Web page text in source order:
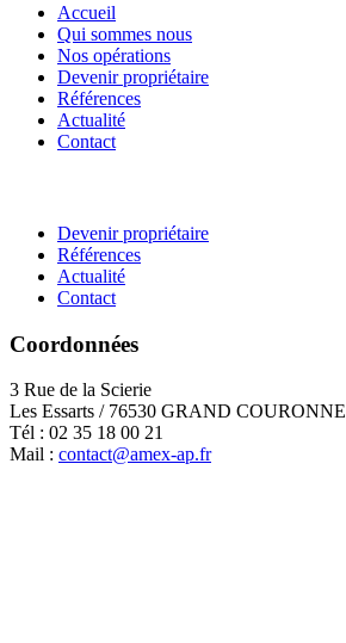
Accueil
Qui sommes nous
Nos opérations
Devenir propriétaire
Références
Actualité
Contact
Devenir propriétaire
Références
Actualité
Contact
Coordonnées
3 Rue de la Scierie
Les Essarts / 76530 GRAND COURONNE
Tél : 02 35 18 00 21
Mail : contact@amex-ap.fr